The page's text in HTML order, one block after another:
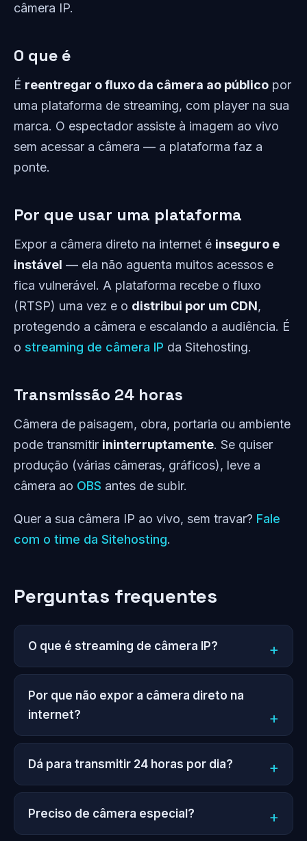
câmera IP.
O que é
É reentregar o fluxo da câmera ao público por
uma plataforma de streaming, com player na sua
marca. O espectador assiste à imagem ao vivo
sem acessar a câmera — a plataforma faz a
ponte.
Por que usar uma plataforma
Expor a câmera direto na internet é inseguro e
instável — ela não aguenta muitos acessos e
fica vulnerável. A plataforma recebe o fluxo
(RTSP) uma vez e o distribui por um CDN,
protegendo a câmera e escalando a audiência. É
o streaming de câmera IP da Sitehosting.
Transmissão 24 horas
Câmera de paisagem, obra, portaria ou ambiente
pode transmitir ininterruptamente. Se quiser
produção (várias câmeras, gráficos), leve a
câmera ao OBS antes de subir.
Quer a sua câmera IP ao vivo, sem travar? Fale
com o time da Sitehosting.
Perguntas frequentes
O que é streaming de câmera IP?
Por que não expor a câmera direto na
internet?
Dá para transmitir 24 horas por dia?
Preciso de câmera especial?